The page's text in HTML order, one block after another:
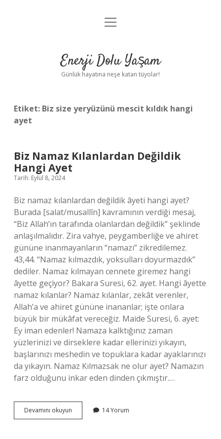
Anasayfa
Yasal Uyarı
menüyü
Enerji Dolu Yaşam
Günlük hayatına neşe katan tüyolar!
Etiket: Biz size yeryüzünü mescit kıldık hangi
ayet
Biz Namaz Kılanlardan Değildik
Hangi Ayet
Tarih: Eylül 8, 2024
Biz namaz kılanlardan değildik âyeti hangi ayet?
Burada [salat/musallîn] kavramının verdiği mesaj,
“Biz Allah’ın tarafında olanlardan değildik” şeklinde
anlaşılmalıdır. Zira vahye, peygamberliğe ve ahiret
gününe inanmayanların “namazı” zikredilemez.
43,44. “Namaz kılmazdık, yoksulları doyurmazdık”
dediler. Namaz kılmayan cennete giremez hangi
âyette geçiyor? Bakara Suresi, 62. ayet. Hangi âyette
namaz kılanlar? Namaz kılanlar, zekât verenler,
Allah’a ve ahiret gününe inananlar; işte onlara
büyük bir mükâfat vereceğiz. Maide Suresi, 6. ayet:
Ey iman edenler! Namaza kalktığınız zaman
yüzlerinizi ve dirseklere kadar ellerinizi yıkayın,
başlarınızı meshedin ve topuklara kadar ayaklarınızı
da yıkayın. Namaz Kılmazsak ne olur ayet? Namazın
farz olduğunu inkar eden dinden çıkmıştır.…
Devamını okuyun
Namaz
14 Yorum